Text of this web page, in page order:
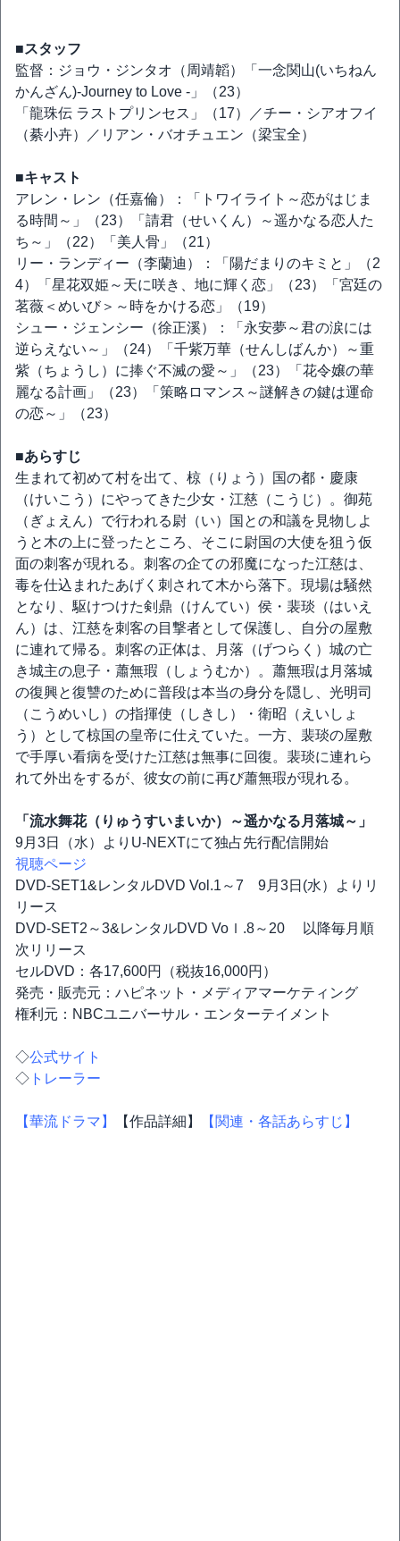
■スタッフ
監督：ジョウ・ジンタオ（周靖韜）「一念関山(いちねん
かんざん)-Journey to Love -」（23）
「龍珠伝 ラストプリンセス」（17）／チー・シアオフイ
（綦小卉）／リアン・バオチュエン（梁宝全）
■キャスト
アレン・レン（任嘉倫）：「トワイライト～恋がはじま
る時間～」（23）「請君（せいくん）～遥かなる恋人た
ち～」（22）「美人骨」（21）
リー・ランディー（李蘭迪）：「陽だまりのキミと」（2
4）「星花双姫～天に咲き、地に輝く恋」（23）「宮廷の
茗薇＜めいび＞～時をかける恋」（19）
シュー・ジェンシー（徐正溪）：「永安夢～君の涙には
逆らえない～」（24）「千紫万華（せんしばんか）～重
紫（ちょうし）に捧ぐ不滅の愛～」（23）「花令嬢の華
麗なる計画」（23）「策略ロマンス～謎解きの鍵は運命
の恋～」（23）
■あらすじ
生まれて初めて村を出て、椋（りょう）国の都・慶康
（けいこう）にやってきた少女・江慈（こうじ）。御苑
（ぎょえん）で行われる尉（い）国との和議を見物しよ
うと木の上に登ったところ、そこに尉国の大使を狙う仮
面の刺客が現れる。刺客の企ての邪魔になった江慈は、
毒を仕込まれたあげく刺されて木から落下。現場は騒然
となり、駆けつけた剣鼎（けんてい）侯・裴琰（はいえ
ん）は、江慈を刺客の目撃者として保護し、自分の屋敷
に連れて帰る。刺客の正体は、月落（げつらく）城の亡
き城主の息子・蕭無瑕（しょうむか）。蕭無瑕は月落城
の復興と復讐のために普段は本当の身分を隠し、光明司
（こうめいし）の指揮使（しきし）・衛昭（えいしょ
う）として椋国の皇帝に仕えていた。一方、裴琰の屋敷
で手厚い看病を受けた江慈は無事に回復。裴琰に連れら
れて外出をするが、彼女の前に再び蕭無瑕が現れる。
「流水舞花（りゅうすいまいか）～遥かなる月落城～」
9月3日（水）よりU-NEXTにて独占先行配信開始
視聴ページ
DVD-SET1&レンタルDVD Vol.1～7 9月3日(水）よりリ
リース
DVD-SET2～3&レンタルDVD Voｌ.8～20 以降毎月順
次リリース
セルDVD：各17,600円（税抜16,000円）
発売・販売元：ハピネット・メディアマーケティング
権利元：NBCユニバーサル・エンターテイメント
◇公式サイト
◇ トレーラー
【華流ドラマ】 【作品詳細】 【関連・各話あらすじ】